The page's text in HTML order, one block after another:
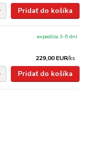
Pridať do košíka
229,00 EUR/ks
expedícia 3-5 dní
Pridať do košíka